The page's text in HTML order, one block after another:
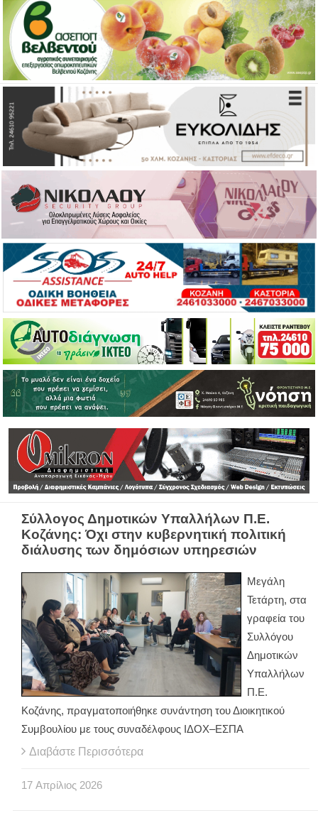
Σύλλογος Δημοτικών Υπαλλήλων Π.Ε.
Κοζάνης: Όχι στην κυβερνητική πολιτική
διάλυσης των δημόσιων υπηρεσιών
Μεγάλη
Τετάρτη, στα
γραφεία του
Συλλόγου
Δημοτικών
Υπαλλήλων
Π.Ε.
Κοζάνης, πραγματοποιήθηκε συνάντηση του Διοικητικού
Συμβουλίου με τους συναδέλφους ΙΔΟΧ–ΕΣΠΑ
Διαβάστε Περισσότερα
17 Απρίλιος 2026